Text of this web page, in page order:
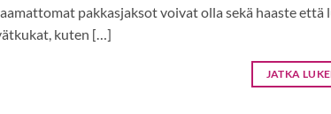
pakkasjaksot voivat olla sekä haaste
kuten […]
JATKA